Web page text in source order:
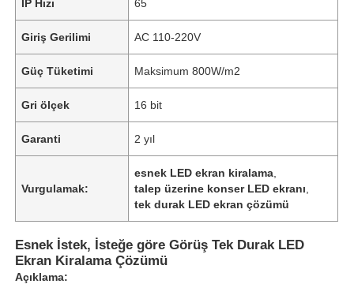
IP Hızı 65
Giriş Gerilimi AC 110-220V
Güç Tüketimi Maksimum 800W/m2
Gri ölçek 16 bit
Garanti 2 yıl
Vurgulamak:
esnek LED ekran kiralama
talep üzerine konser LED ekranı
tek durak LED ekran çözümü
Esnek İstek, İsteğe göre Görüş Tek Durak LED
Ekran Kiralama Çözümü
Açıklama: